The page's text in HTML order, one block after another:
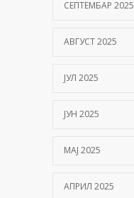
СЕПТЕМБАР 2025
АВГУСТ 2025
ЈУЛ 2025
ЈУН 2025
МАЈ 2025
АПРИЛ 2025